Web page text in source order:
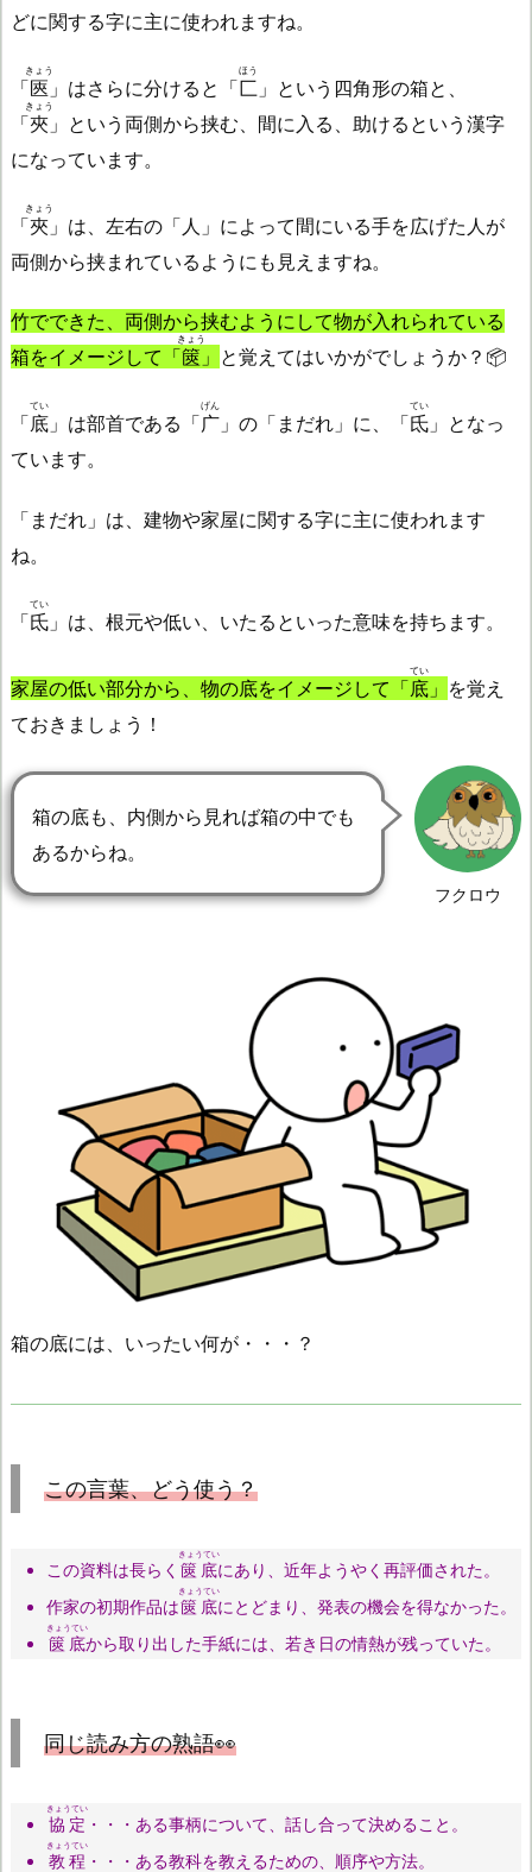
どに関する字に主に使われますね。
「匧
きょう
」はさらに分けると「匚
ほう
」という四角形の箱と、
「夾
きょう
」という両側から挟む、間に入る、助けるという漢字
になっています。
「夾
きょう
」は、左右の「人」によって間にいる手を広げた人が
両側から挟まれているようにも見えますね。
竹でできた、両側から挟むようにして物が入れられている
箱をイメージして「篋
きょう
」 と覚えてはいかがでしょうか？📦
「底
てい
」は部首である「广
げん
」の「まだれ」に、「氐
てい
」となっ
ています。
「まだれ」は、建物や家屋に関する字に主に使われます
ね。
「氐
てい
」は、根元や低い、いたるといった意味を持ちます。
家屋の低い部分から、物の底をイメージして「底
てい
」 を覚え
ておきましょう！
フクロウ
箱の底も、内側から見れば箱の中でも
あるからね。
箱の底には、いったい何が・・・？
この言葉、どう使う？
この資料は長らく 篋底
きょうてい
にあり、近年ようやく再評価された。
作家の初期作品は篋底
きょうてい
にとどまり、発表の機会を得なかった。
篋底
きょうてい
から取り出した手紙には、若き日の情熱が残っていた。
同じ読み方の熟語👀
協定
きょうてい
・・・ある事柄について、話し合って決めること。
教程
きょうてい
・・・ある教科を教えるための、順序や方法。